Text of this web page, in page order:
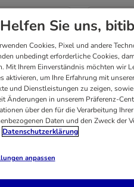
Helfen Sie uns,
Cookies, Pixel und andere
unbedingt erforderliche Cookies,
Mit Ihrem Einverständnis möchten wir
aktivieren, um Ihre Erfahrung mit
und Dienstleistungen zu zeigen,
Änderungen in unserem Präferenz-
über den für die Verarbeitung
Daten und den Zweck der
Datenschutzerklärung
anpassen